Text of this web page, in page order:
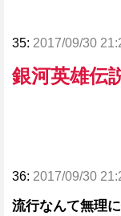
35: 2017/09/30
銀河英雄伝
36: 2017/09/30
流行なんて無理